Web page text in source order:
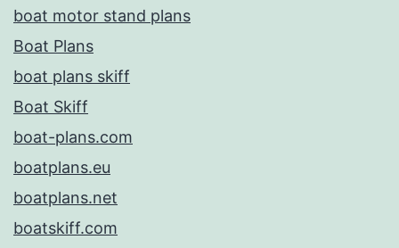
boat motor stand plans
Boat Plans
boat plans skiff
Boat Skiff
boat-plans.com
boatplans.eu
boatplans.net
boatskiff.com